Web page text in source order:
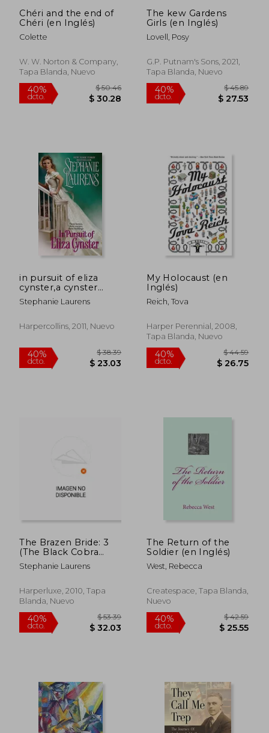
45%
dcto. $ 31.01
40%
dcto. $
Chéri and the end of
Chéri (en Inglés)
Colette
W. W. Norton & Company,
Tapa Blanda, Nuevo
The kew Gardens
Girls (en Inglés)
Lovell, Posy
G.P. Putnam's Sons, 2021,
Tapa Blanda, Nuevo
in pursuit of eliza
cynster,a cynster
novel
Stephanie Laurens
Harpercollins, 2011, Nuevo
My Holocaust (en
Inglés)
Reich, Tova
Harper Perennial, 2008,
Tapa Blanda, Nuevo
The Brazen Bride: 3
(The Black Cobra
Quartet) (en Inglés)
Stephanie Laurens
Harperluxe, 2010, Tapa
Blanda, Nuevo
The Return of the
Soldier (en Inglés)
West, Rebecca
Createspace, Tapa Blanda,
Nuevo